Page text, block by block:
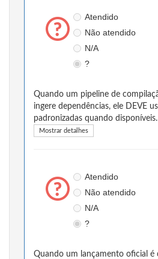
Atendido
Não atendido
N/A
?
Quando um pipeline de
ingere dependências, ele DEVE
padronizadas quando disponíveis.
Mostrar detalhes
Atendido
Não atendido
N/A
?
Quando um lançamento oficial é